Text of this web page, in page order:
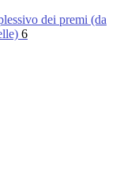
dei premi (da
6